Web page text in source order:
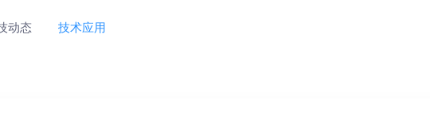
动态 技术应用